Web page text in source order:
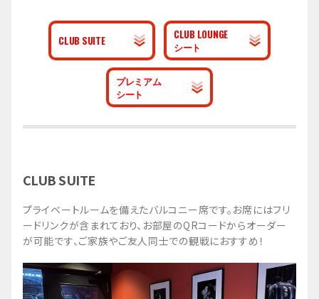
CLUB SUITE
CLUB LOUNGE
シート
プレミアム
シート
CLUB SUITE
プライベートルームを備えたバルコニー席です。お席にはフリ
ードリンクが含まれており、お部屋のQRコードからオーダー
が可能です、ご家族やご友人同士での観戦におすすめ！